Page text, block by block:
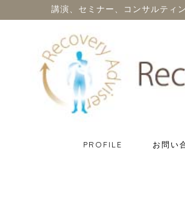
講演、セミナー、コンサルティ
PROFILE お問い